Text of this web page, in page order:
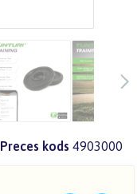
Preces kods 4903000